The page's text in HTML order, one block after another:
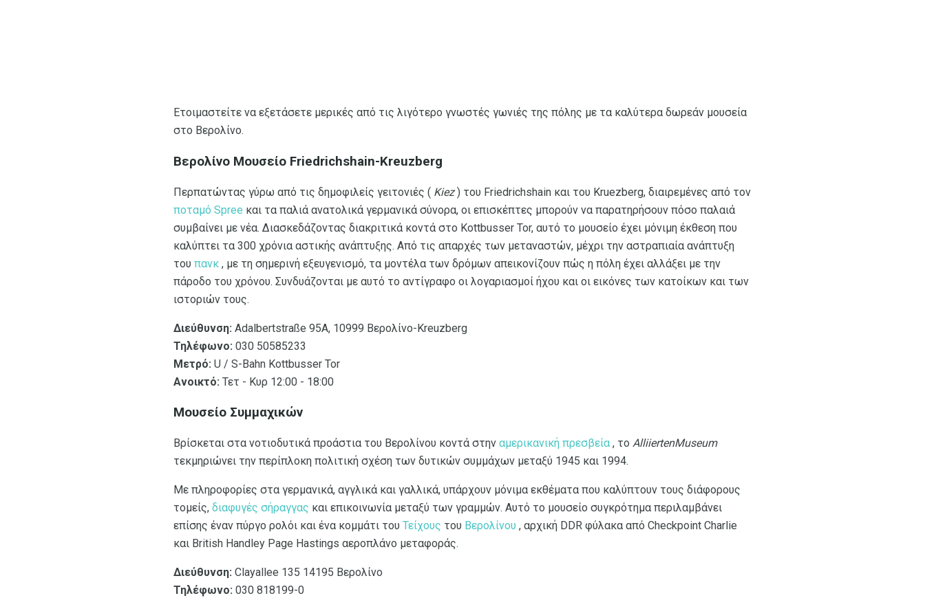
Ετοιμαστείτε να εξετάσετε μερικές από τις λιγότερο γνωστές γωνιές της πόλης με τα καλύτερα δωρεάν μουσεία
στο Βερολίνο.
Βερολίνο Μουσείο Friedrichshain-Kreuzberg
Περπατώντας γύρω από τις δημοφιλείς γειτονιές ( Kiez) του Friedrichshain και του Kruezberg, διαιρεμένες από τον
ποταμό Spree και τα παλιά ανατολικά γερμανικά σύνορα, οι επισκέπτες μπορούν να παρατηρήσουν πόσο παλαιά
συμβαίνει με νέα. Διασκεδάζοντας διακριτικά κοντά στο Kottbusser Tor, αυτό το μουσείο έχει μόνιμη έκθεση που
καλύπτει τα 300 χρόνια αστικής ανάπτυξης. Από τις απαρχές των μεταναστών, μέχρι την αστραπιαία ανάπτυξη
του πανκ , με τη σημερινή εξευγενισμό, τα μοντέλα των δρόμων απεικονίζουν πώς η πόλη έχει αλλάξει με την
πάροδο του χρόνου. Συνδυάζονται με αυτό το αντίγραφο οι λογαριασμοί ήχου και οι εικόνες των κατοίκων και των
ιστοριών τους.
Διεύθυνση: Adalbertstraße 95Α, 10999 Βερολίνο-Kreuzberg
Τηλέφωνο: 030 50585233
Μετρό: U / S-Bahn Kottbusser Tor
Ανοικτό: Τετ - Κυρ 12:00 - 18:00
Μουσείο Συμμαχικών
Βρίσκεται στα νοτιοδυτικά προάστια του Βερολίνου κοντά στην αμερικανική πρεσβεία , το AlliiertenMuseum
τεκμηριώνει την περίπλοκη πολιτική σχέση των δυτικών συμμάχων μεταξύ 1945 και 1994.
Με πληροφορίες στα γερμανικά, αγγλικά και γαλλικά, υπάρχουν μόνιμα εκθέματα που καλύπτουν τους διάφορους
τομείς, διαφυγές σήραγγας και επικοινωνία μεταξύ των γραμμών. Αυτό το μουσείο συγκρότημα περιλαμβάνει
επίσης έναν πύργο ρολόι και ένα κομμάτι του Τείχους του Βερολίνου , αρχική DDR φύλακα από Checkpoint Charlie
και British Handley Page Hastings αεροπλάνο μεταφοράς.
Διεύθυνση: Clayallee 135 14195 Βερολίνο
Τηλέφωνο: 030 818199-0